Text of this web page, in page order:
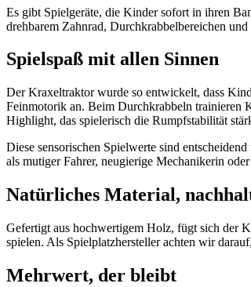
Es gibt Spielgeräte, die Kinder sofort in ihren
drehbarem Zahnrad, Durchkrabbelbereichen
Spielspaß mit allen Sinnen
Der Kraxeltraktor wurde so entwickelt, dass
Feinmotorik an. Beim Durchkrabbeln trainieren
Highlight, das spielerisch die Rumpfstabilität
Diese sensorischen Spielwerte sind
als mutiger Fahrer, neugierige Mechanikerin
Natürliches Material,
Gefertigt aus hochwertigem Holz, fügt sich der
spielen. Als Spielplatzhersteller achten wir
Mehrwert, der bleibt